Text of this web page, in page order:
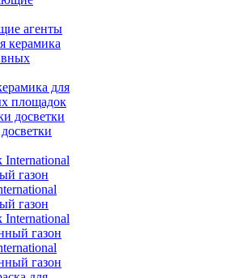
агенты
для
площадок
газон
газон